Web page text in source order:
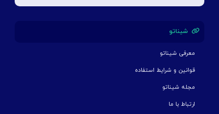
شیناتو
معرفی شیناتو
قوانین و شرایط استفاده
مجله شیناتو
ارتباط با ما